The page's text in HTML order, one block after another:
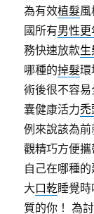
為有效植髮
國所有男性更
務快速放款
哪種的掉髮環
術後很不容易
囊健康活力禿
例來說該為
觀精巧方便攜
自己在哪種
大口乾睡覺
質的你！ 為